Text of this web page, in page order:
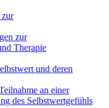
zur
zur
Therapie
und deren
an einer
des Selbstwertgefühls